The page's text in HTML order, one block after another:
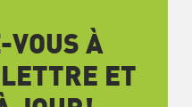
VOUS À
ET